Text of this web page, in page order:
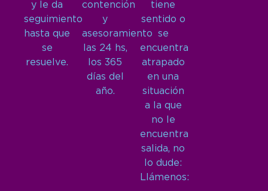
y le da
seguimiento
hasta que
se
resuelve.
contención
y
asesoramiento
las 24 hs,
los 365
días del
año.
tiene
sentido o
se
encuentra
atrapado
en una
situación
a la que
no le
encuentra
salida, no
lo dude:
Llámenos: